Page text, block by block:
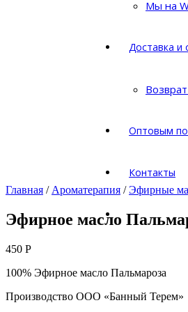
Мы на
Доставка и
Оптовым
Контакты
Главная / Ароматерапия /Эфирные
Эфирное масло
450 Р
100% Эфирное масло Пальмароза
Производство ООО «Банный Терем»